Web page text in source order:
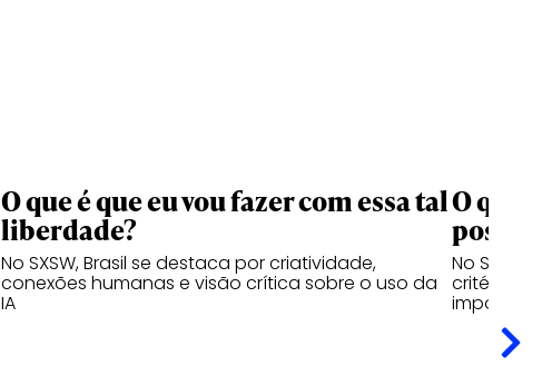
O que é que eu vou fazer com essa tal
liberdade?
No SXSW, Brasil se destaca por criatividade,
conexões humanas e visão crítica sobre o uso da
IA
O que
No
critério
importa